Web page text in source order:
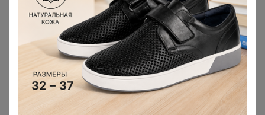
Чтобы написать комментарий необходимо
авторизоваться на сайте!
Это займет меньше минуты
Войти Зарегистрироваться